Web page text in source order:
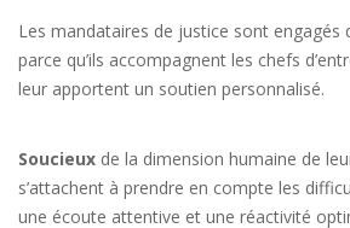
Les mandataires de justice sont engagés
parce qu’ils accompagnent les chefs
leur apportent un soutien personnalisé.
Soucieux de la dimension humaine de
s’attachent à prendre en compte les
une écoute attentive et une réactivité